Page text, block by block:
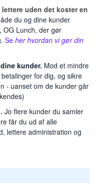
uden det koster en
du og dine kunder
Lunch, der gør
Se her hvordan vi gør din
kunder. Mod et mindre
for dig, og sikre
- uanset om de kunder går
Jo flere kunder du samler
får du ud af alle
lettere administration og